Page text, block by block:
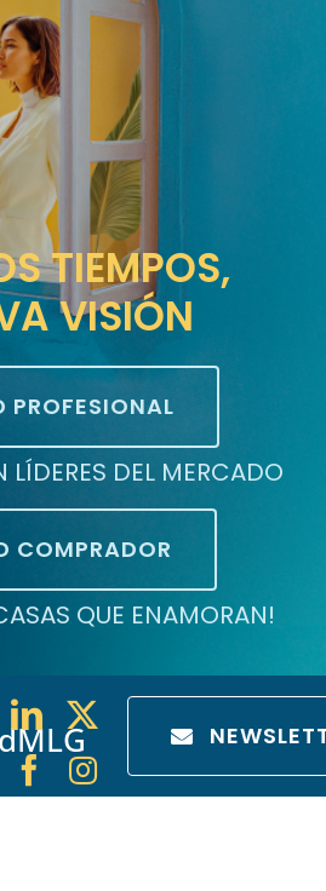
TIEMPOS,
VISIÓN
PROFESIONAL
DEL MERCADO
COMPRADOR
QUE ENAMORAN!